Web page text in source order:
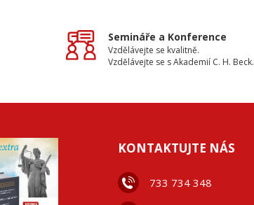
Semináře a Konference
Vzdělávejte se kvalitně.
Vzdělávejte se s Akademií C. H. Beck.
KONTAKTUJTE NÁS
733 734 348